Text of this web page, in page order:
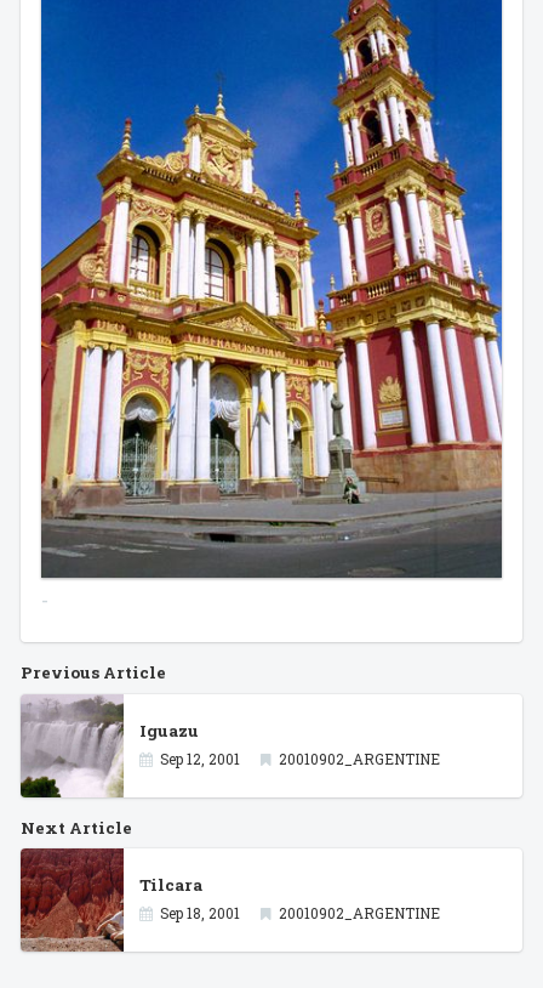
-
Previous Article
Iguazu
Sep 12, 2001 20010902_ARGENTINE
Next Article
Tilcara
Sep 18, 2001 20010902_ARGENTINE